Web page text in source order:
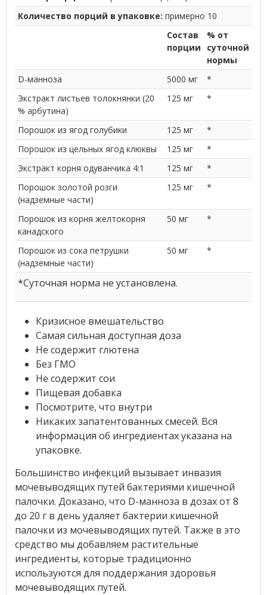
Количество порций в упаковке: примерно 10
Состав
порции
% от
суточной
нормы
D-манноза
5000 мг
*
Экстракт листьев толокнянки (20
% арбутина)
125 мг *
Порошок из ягод голубики 125 мг
*
Порошок из цельных ягод клюквы
125 мг
*
Экстракт корня одуванчика 4:1
125 мг
*
Порошок золотой розги
(надземные части)
125 мг *
Порошок из корня желтокорня
канадского
50 мг *
Порошок из сока петрушки
(надземные части)
50 мг *
*Суточная норма не установлена.
Кризисное вмешательство
Самая сильная доступная доза
Не содержит глютена
Без ГМО
Не содержит сои
Пищевая добавка
Посмотрите, что внутри
Никаких запатентованных смесей. Вся
информация об ингредиентах указана на
упаковке.
Большинство инфекций вызывает инвазия
мочевыводящих путей бактериями кишечной
палочки. Доказано, что D-манноза в дозах от 8
до 20 г в день удаляет бактерии кишечной
палочки из мочевыводящих путей. Также в это
средство мы добавляем растительные
ингредиенты, которые традиционно
используются для поддержания здоровья
мочевыводящих путей.